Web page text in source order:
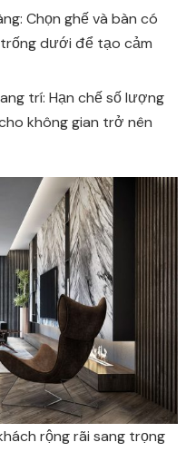
Chọn ghế và bàn có
dưới để tạo cảm
trí: Hạn chế số lượng
không gian trở nên
rộng rãi sang trọng